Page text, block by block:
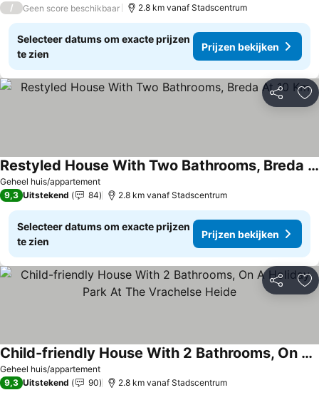
/ Geen score beschikbaar 2.8 km vanaf Stadscentrum
Selecteer datums om exacte prijzen
te zien
Prijzen bekijken
Delen
Geheel huis/appartement
Restyled House With Two Bathrooms, Breda At 10 Km
9,3 Uitstekend 84 2.8 km vanaf Stadscentrum
Selecteer datums om exacte prijzen
te zien
Prijzen bekijken
Delen
Geheel huis/appartement
Child-friendly House With 2 Bathrooms, On A Holiday Park At The Vrachelse Heide
9,3 Uitstekend 90 2.8 km vanaf Stadscentrum